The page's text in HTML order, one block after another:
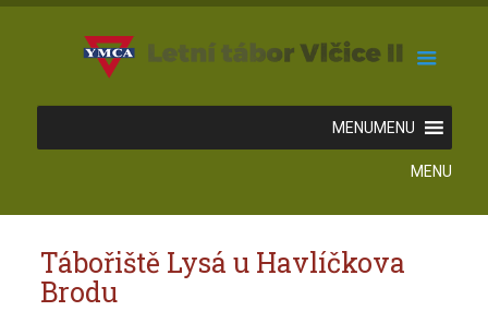
MENUMENU
Tábořiště Lysá u Havlíčkova
Brodu